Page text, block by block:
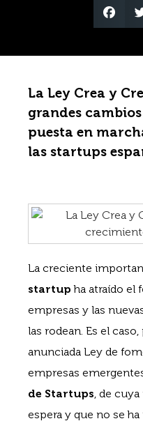
La Ley Crea y
grandes
puesta en
las startups
La creciente
startup ha atraído el
empresas y las
las rodean. Es el
anunciada Ley de
empresas
de Startups, de
espera y que no se